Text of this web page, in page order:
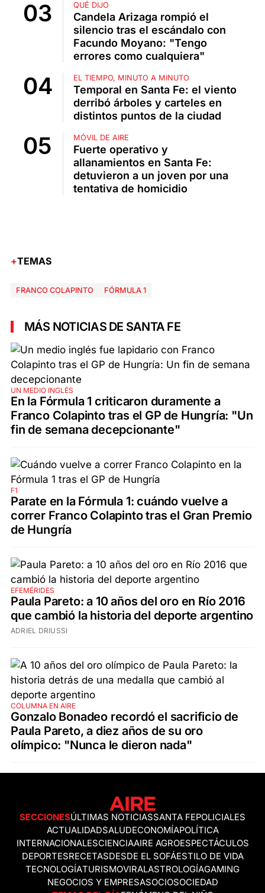
QUÉ DIJO
Candela Arizaga rompió el
silencio tras el escándalo con
Facundo Moyano: "Tengo
errores como cualquiera"
EL TIEMPO, MINUTO A MINUTO
Temporal en Santa Fe: el viento
derribó árboles y carteles en
distintos puntos de la ciudad
MÓVIL DE AIRE
Fuerte operativo y
allanamientos en Santa Fe:
detuvieron a un joven por una
tentativa de homicidio
TEMAS
FRANCO COLAPINTO FÓRMULA 1
MÁS NOTICIAS DE SANTA FE
UN MEDIO INGLÉS
En la Fórmula 1 criticaron duramente a
Franco Colapinto tras el GP de Hungría: "Un
fin de semana decepcionante"
F1
Parate en la Fórmula 1: cuándo vuelve a
correr Franco Colapinto tras el Gran Premio
de Hungría
EFEMÉRIDES
Paula Pareto: a 10 años del oro en Río 2016
que cambió la historia del deporte argentino
ADRIEL DRIUSSI
COLUMNA EN AIRE
Gonzalo Bonadeo recordó el sacrificio de
Paula Pareto, a diez años de su oro
olímpico: "Nunca le dieron nada"
SECCIONESÚLTIMAS NOTICIASSANTA FEPOLICIALES
ACTUALIDADSALUDECONOMÍAPOLÍTICA
INTERNACIONALESCIENCIAAIRE AGROESPECTÁCULOS
DEPORTESRECETASDESDE EL SOFÁESTILO DE VIDA
TECNOLOGÍATURISMOVIRALASTROLOGÍAGAMING
NEGOCIOS Y EMPRESASOCIOSOCIEDAD